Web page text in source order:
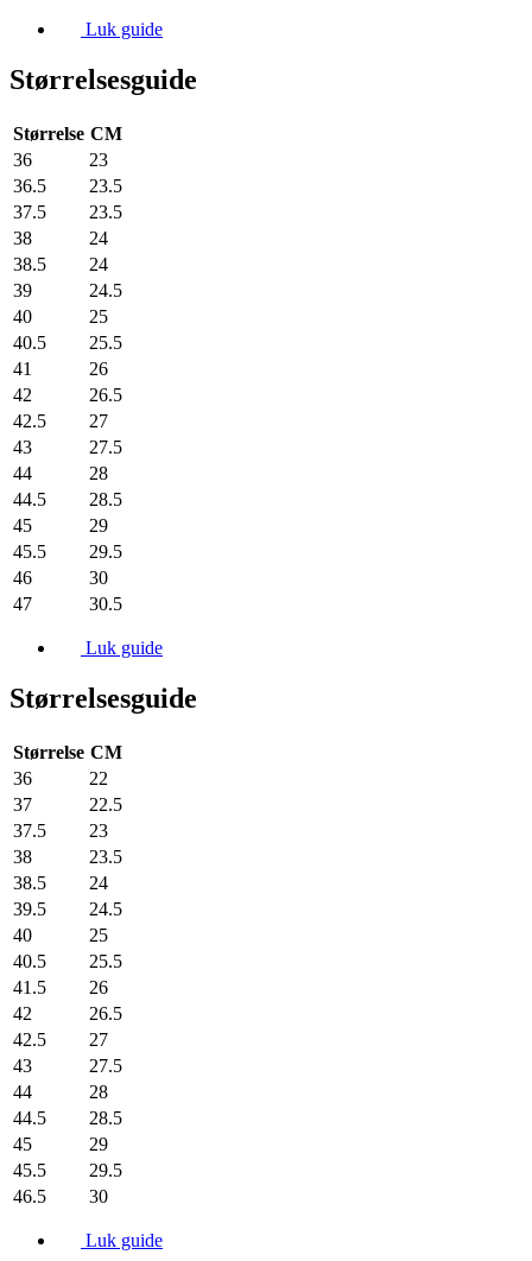
Luk guide
Størrelsesguide
Størrelse CM
36
23
36.5
23.5
37.5
23.5
38
24
38.5
24
39
24.5
40
25
40.5
25.5
41
26
42
26.5
42.5
27
43
27.5
44
28
44.5
28.5
45
29
45.5
29.5
46
30
47
30.5
Luk guide
Størrelsesguide
Størrelse CM
36
22
37
22.5
37.5
23
38
23.5
38.5
24
39.5
24.5
40
25
40.5
25.5
41.5
26
42
26.5
42.5
27
43
27.5
44
28
44.5
28.5
45
29
45.5
29.5
46.5
30
Luk guide